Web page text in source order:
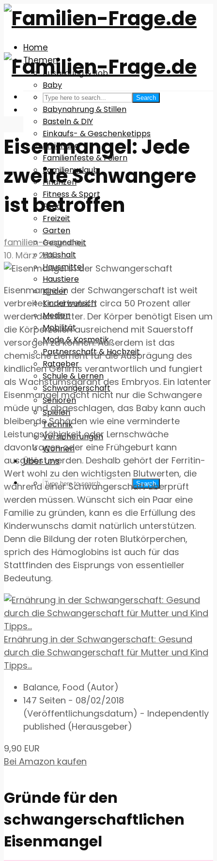
Home
Themen
Ausbildung & Job
Baby
Babyausstattung
Babynahrung & Stillen
Basteln & DIY
Einkaufs- & Geschenketipps
Erziehung
Familienfeste & Feiern
Familienurlaub
Finanzen
Fitness & Sport
Food
Freizeit
Garten
Gesundheit
Haushalt
Hausmittel
Haustiere
Kinder
Kinderwunsch
Medien
Mobilität
Mode & Kosmetik
Partnerschaft & Hochzeit
Ratgeber
Schule & Lernen
Schwangerschaft
Senioren
Spielen
Technik
Versicherungen
Wohnen
Über uns
Search
Search
Eisenmangel: Jede
zweite Schwangere
ist betroffen
familien-frage.de
10. März 2015
Eisenmangel in der Schwangerschaft ist weit
verbreitet und betrifft circa 50 Prozent aller
werdenden Mütter. Der Körper benötigt Eisen um
die Körperzellen ausreichend mit Sauerstoff
versorgen zu können. Außerdem ist das
chemische Element für die Ausprägung des
kindlichen Gehirns verantwortlich und fungiert
als Wachstumsgarant des Embryos. Ein latenter
Eisenmangel macht nicht nur die Schwangere
müde und abgeschlagen, das Baby kann auch
bleibende Schäden wie eine verminderte
Leistungsfähigkeit oder Lernschwäche
davontragen oder eine Frühgeburt kann
ausgelöst werden. Deshalb gehört der Ferritin-
Wert wohl zu den wichtigsten Blutwerten, die
während einer Schwangerschaft überprüft
werden müssen. Wünscht sich ein Paar eine
Familie zu gründen, kann es die Erfüllung des
Kinderwunschs damit natürlich unterstützen.
Denn die Bildung der roten Blutkörperchen,
sprich des Hämoglobins ist auch für das
Stattfinden des Eisprungs von essentieller
Bedeutung.
Ernährung in der Schwangerschaft: Gesund
durch die Schwangerschaft für Mutter und Kind
Tipps...
Balance, Food (Autor)
147 Seiten - 08/02/2018
(Veröffentlichungsdatum) - Independently
published (Herausgeber)
9,90 EUR
Bei Amazon kaufen
Gründe für den
schwangerschaftlichen
Eisenmangel